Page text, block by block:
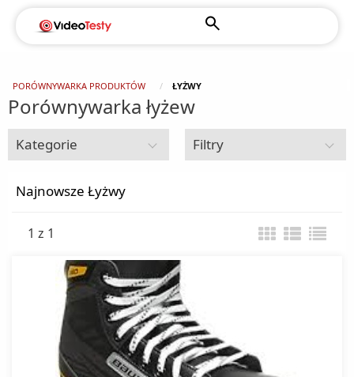
PORÓWNYWARKA PRODUKTÓW ŁYŻWY
Porównywarka łyżew
Kategorie Filtry
Bieżnie
Deski snowboardowe
Buty snowboardowe
Drony i akcesoria
Helikoptery sterowane
Modele RC
Samochody sterowane
Hulajnogi
Krótkofalówki
Najnowsze Łyżwy
1 z 1